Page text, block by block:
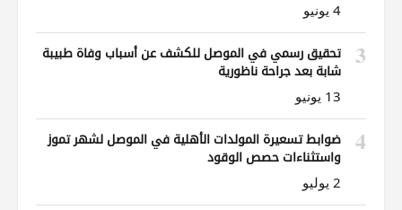
4 يونيو
3
تحقيق رسمي في الموصل للكشف عن أسباب وفاة طبيبة
شابة بعد جراحة ناظورية
13 يونيو
4
ضوابط تسعيرة المولدات الأهلية في الموصل لشهر تموز
واستثناءات حصص الوقود
2 يوليو